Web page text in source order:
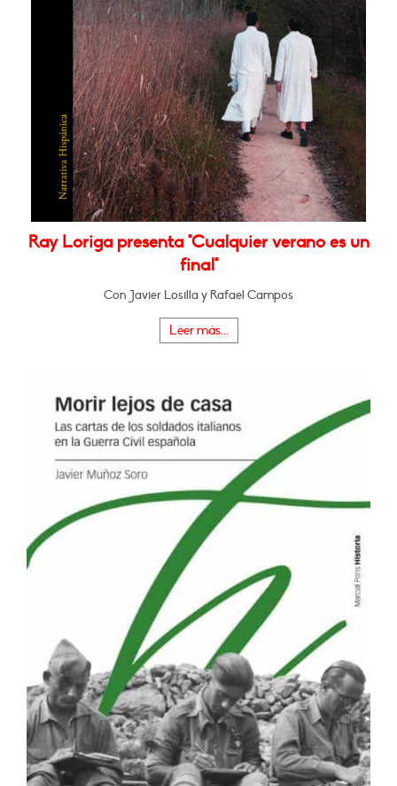
Ray Loriga presenta "Cualquier verano es un
final"
Con Javier Losilla y Rafael Campos
Leer más...